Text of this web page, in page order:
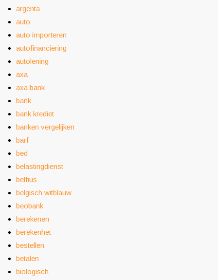
argenta
auto
auto importeren
autofinanciering
autolening
axa
axa bank
bank
bank krediet
banken vergelijken
barf
bed
belastingdienst
belfius
belgisch witblauw
beobank
berekenen
berekenhet
bestellen
betalen
biologisch